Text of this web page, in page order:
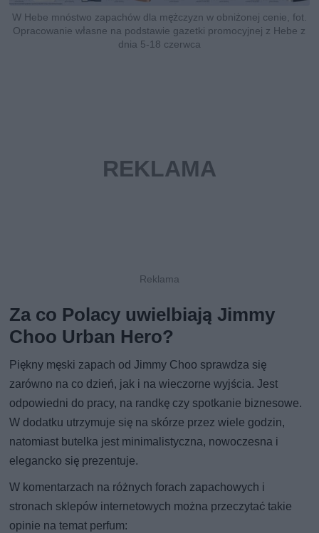
W Hebe mnóstwo zapachów dla mężczyzn w obniżonej cenie, fot.
Opracowanie własne na podstawie gazetki promocyjnej z Hebe z
dnia 5-18 czerwca
Za co Polacy uwielbiają Jimmy
Choo Urban Hero?
Piękny męski zapach od Jimmy Choo sprawdza się
zarówno na co dzień, jak i na wieczorne wyjścia. Jest
odpowiedni do pracy, na randkę czy spotkanie biznesowe.
W dodatku utrzymuje się na skórze przez wiele godzin,
natomiast butelka jest minimalistyczna, nowoczesna i
elegancko się prezentuje.
W komentarzach na różnych forach zapachowych i
stronach sklepów internetowych można przeczytać takie
opinie na temat perfum: